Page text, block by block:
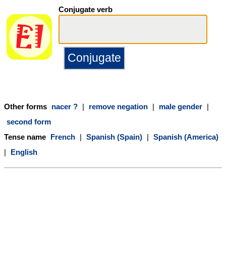
Conjugate verb
Other forms nacer ? | remove negation | male gender |
second form
Tense name French | Spanish (Spain) | Spanish (America)
|
English